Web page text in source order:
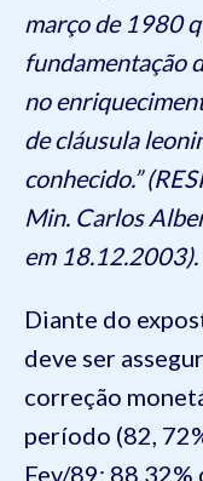
março de 1980
fundamentação
no
de cláusula
conhecido.”
Min. Carlos
em 18.12.2003).
Diante do
deve ser
correção
período (82,
Fev/89;